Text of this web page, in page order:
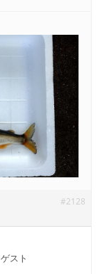
#2128
ゲスト